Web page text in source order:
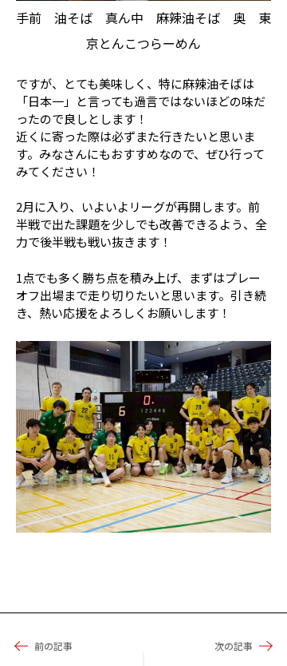
手前 油そば 真ん中 麻辣油そば 奥 東
京とんこつらーめん
ですが、とても美味しく、特に麻辣油そばは
「日本一」と言っても過言ではないほどの味だ
ったので良しとします！
近くに寄った際は必ずまた行きたいと思いま
す。みなさんにもおすすめなので、ぜひ行って
みてください！
2月に入り、いよいよリーグが再開します。前
半戦で出た課題を少しでも改善できるよう、全
力で後半戦も戦い抜きます！
1点でも多く勝ち点を積み上げ、まずはプレー
オフ出場まで走り切りたいと思います。引き続
き、熱い応援をよろしくお願いします！
前の記事 次の記事